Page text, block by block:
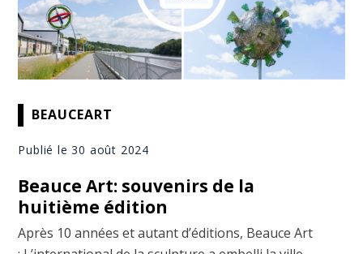
BEAUCEART
Publié le 30 août 2024
Beauce Art: souvenirs de la
huitième édition
Après 10 années et autant d’éditions, Beauce Art